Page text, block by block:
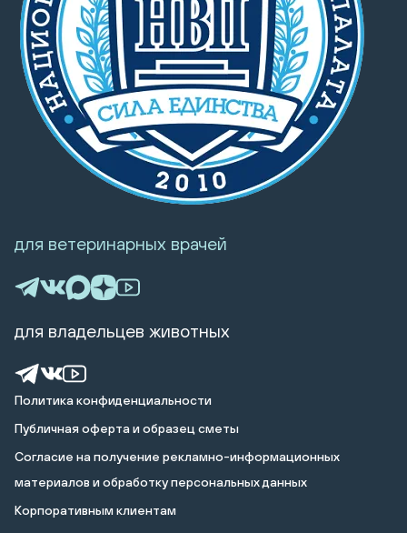
Политика конфиденциальности
Публичная оферта и образец сметы
Cогласие на получение рекламно-информационных
материалов и обработку персональных данных
Корпоративным клиентам
для ветеринарных врачей
для владельцев животных